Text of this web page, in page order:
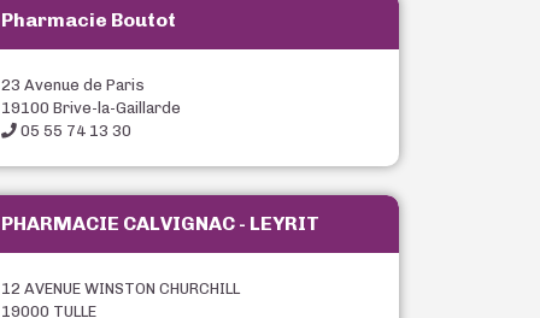
Pharmacie Boutot
23 Avenue de Paris
19100 Brive-la-Gaillarde
05 55 74 13 30
PHARMACIE CALVIGNAC - LEYRIT
12 AVENUE WINSTON CHURCHILL
19000 TULLE